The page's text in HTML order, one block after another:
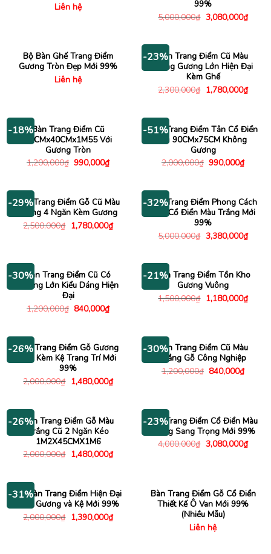
Liên hệ
99%
5,000,000₫ Giá
gốc
3,080,000₫Giá
hiện
Bộ Bàn Ghế Trang Điểm
Gương Tròn Đẹp Mới 99%
Liên hệ
-23%Bàn Trang Điểm Cũ Màu
Trắng Gương Lớn Hiện Đại
Kèm Ghế
2,300,000₫ Giá
gốc
1,780,000₫Giá
hiện
-18%Bàn Trang Điểm Cũ
90CMx40CMx1M55 Với
Gương Tròn
1,200,000₫ Giá
990,000₫Giá
hiện
990,000₫.
-51%
Bàn Trang Điểm Tân Cổ Điển
Cũ 90CMx75CM Không
Gương
2,000,000₫ Giá
990,000₫Giá
hiện
-29%
Bàn Trang Điểm Gỗ Cũ Màu
Trắng 4 Ngăn Kèm Gương
2,500,000₫ Giá
gốc
1,780,000₫Giá
hiện
-32%
Bàn Trang Điểm Phong Cách
Tân Cổ Điển Màu Trắng Mới
99%
5,000,000₫ Giá
gốc
3,380,000₫Giá
hiện
-30%Bàn Trang Điểm Cũ Có
Gương Lớn Kiểu Dáng Hiện
Đại
1,200,000₫ Giá
840,000₫Giá
hiện
840,000₫.
-21%Bàn Trang Điểm Tồn Kho
Gương Vuông
1,500,000₫ Giá
gốc
1,180,000₫Giá
hiện
-26%
Bàn Trang Điểm Gỗ Gương
Lớn Kèm Kệ Trang Trí Mới
99%
2,000,000₫ Giá
gốc
1,480,000₫Giá
hiện
1,480,000₫.
-30%Bàn Trang Điểm Cũ Màu
Trắng Gỗ Công Nghiệp
1,200,000₫ Giá
840,000₫Giá
hiện
-26%Bàn Trang Điểm Gỗ Màu
Trắng Cũ 2 Ngăn Kéo
1M2X45CMX1M6
2,000,000₫ Giá
gốc
1,480,000₫Giá
hiện
-23%
Bàn Trang Điểm Cổ Điển Màu
Trắng Sang Trọng Mới 99%
4,000,000₫ Giá
gốc
3,080,000₫Giá
hiện
-31%
Bộ Bàn Trang Điểm Hiện Đại
Kèm Gương và Kệ Mới 99%
2,000,000₫ Giá
gốc
1,390,000₫Giá
hiện
Bàn Trang Điểm Gỗ Cổ Điển
Thiết Kế Ô Van Mới 99%
(Nhiều Mẫu)
Liên hệ